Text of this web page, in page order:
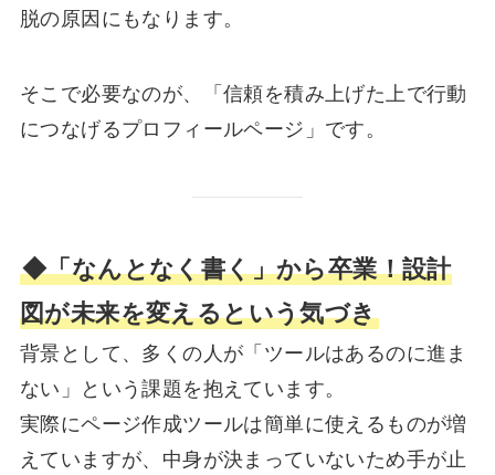
脱の原因にもなります。
そこで必要なのが、「信頼を積み上げた上で行動
につなげるプロフィールページ」です。
◆「なんとなく書く」から卒業！設計
図が未来を変えるという気づき
背景として、多くの人が「ツールはあるのに進ま
ない」という課題を抱えています。
実際にページ作成ツールは簡単に使えるものが増
えていますが、中身が決まっていないため手が止